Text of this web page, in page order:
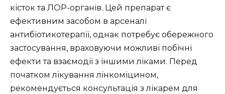
кісток та ЛОР-органів. Цей препарат є
ефективним засобом в арсеналі
антибіотикотерапії, однак потребує обережного
застосування, враховуючи можливі побічні
ефекти та взаємодії з іншими ліками. Перед
початком лікування лінкоміцином,
рекомендується консультація з лікарем для